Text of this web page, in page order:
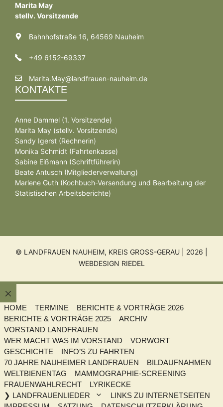
Marita May
stellv. Vorsitzende
Bahnhofstraße 16, 64569 Nauheim
+49 6152-69337
Marita.May@landfrauen-nauheim.de
KONTAKTE
Anne Dammel (1. Vorsitzende)
Marita May (stellv. Vorsitzende)
Sandy Igerst (Rechnerin)
Monika Schmidt (Fahrtenkasse)
Sabine Eißmann (Schriftführerin)
Beate Antusch (Mitgliederverwaltung)
Marlene Guth (Kochbuch-Versendung und Bearbeitung der
Statistischen Arbeitsberichte)
© LANDFRAUEN NAUHEIM, KREIS GROSS-GERAU | 2026 |
WEBDESIGN RIEDEL
Schließen
HOME
TERMINE
BERICHTE & VORTRÄGE 2026
BERICHTE & VORTRÄGE 2025
ARCHIV
VORSTAND LANDFRAUEN
WER MACHT WAS IM VORSTAND
VORWORT
GESCHICHTE
INFO’S ZU FAHRTEN
70 JAHRE NAUHEIMER LANDFRAUEN
BILDAUFNAHMEN
WELTBIENENTAG
MAMMOGRAPHIE-SCREENING
FRAUENWAHLRECHT
LYRIKECKE
❯ LANDFRAUENLIEDER
LINKS ZU INTERNETSEITEN